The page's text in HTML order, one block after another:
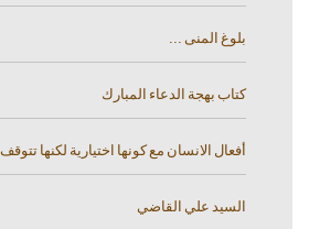
بلوغ المنى ...
كتاب بهجة الدعاء المبارك
أفعال الانسان مع كونها اختيارية لكنها
السيد علي القاضي